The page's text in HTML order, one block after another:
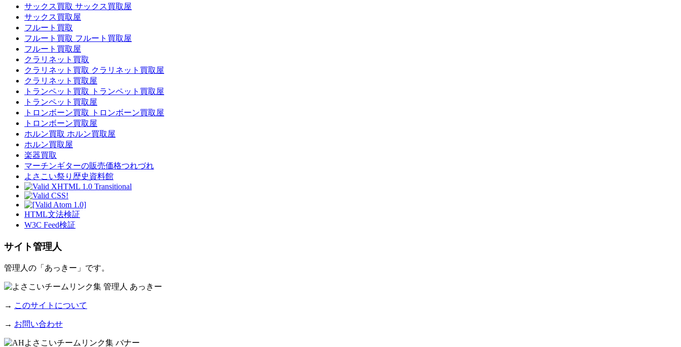
サックス買取 サックス買取屋
サックス買取屋
フルート買取
フルート買取 フルート買取屋
フルート買取屋
クラリネット買取
クラリネット買取 クラリネット買取屋
クラリネット買取屋
トランペット買取 トランペット買取屋
トランペット買取屋
トロンボーン買取 トロンボーン買取屋
トロンボーン買取屋
ホルン買取 ホルン買取屋
ホルン買取屋
楽器買取
マーチンギターの販売価格つれづれ
よさこい祭り歴史資料館
HTML文法検証
W3C Feed検証
サイト管理人
管理人の「あっきー」です。
→ このサイトについて
→ お問い合わせ